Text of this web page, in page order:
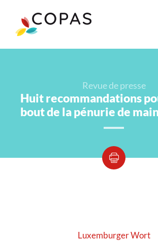
Revue de presse
Huit recommandations
bout de la pénurie de
Luxemburger Wort